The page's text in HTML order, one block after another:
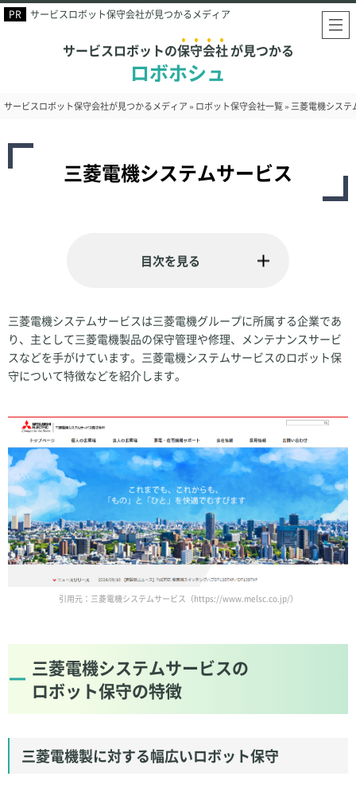
サービスロボット保守会社が見つかるメディア
サービスロボットの保守会社が見つかる
ロボホシュ
サービスロボット保守会社が見つかるメディア » ロボット保守会社一覧» 三菱電機システ
三菱電機システムサービス
三菱電機システムサービスは三菱電機グループに所属する企業であ
り、主として三菱電機製品の保守管理や修理、メンテナンスサービ
スなどを手がけています。三菱電機システムサービスのロボット保
守について特徴などを紹介します。
引用元：三菱電機システムサービス（https://www.melsc.co.jp/）
三菱電機システムサービスの
ロボット保守の特徴
三菱電機製に対する幅広いロボット保守